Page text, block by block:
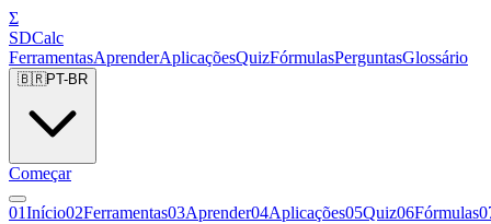
Σ
SDCalc
FerramentasAprenderAplicaçõesQuizFórmulasPerguntasGlossário
🇧🇷PT-BR
Começar
01Início02Ferramentas03Aprender04Aplicações05Quiz06Fórmulas0